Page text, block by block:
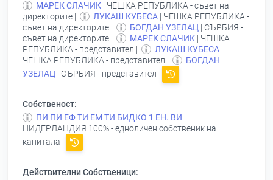
МАРЕК СЛАЧИК | ЧЕШКА РЕПУБЛИКА - съвет на
директорите |
ЛУКАШ КУБЕСА | ЧЕШКА РЕПУБЛИКА -
съвет на директорите |
БОГДАН УЗЕЛАЦ | СЪРБИЯ -
съвет на директорите |
МАРЕК СЛАЧИК | ЧЕШКА
РЕПУБЛИКА - представител |
ЛУКАШ КУБЕСА |
ЧЕШКА РЕПУБЛИКА - представител |
БОГДАН
УЗЕЛАЦ | СЪРБИЯ - представител
Собственост:
ПИ ПИ ЕФ ТИ ЕМ ТИ БИДКО 1 ЕН. ВИ |
НИДЕРЛАНДИЯ 100% - едноличен собственик на
капитала
Действителни Собственици: